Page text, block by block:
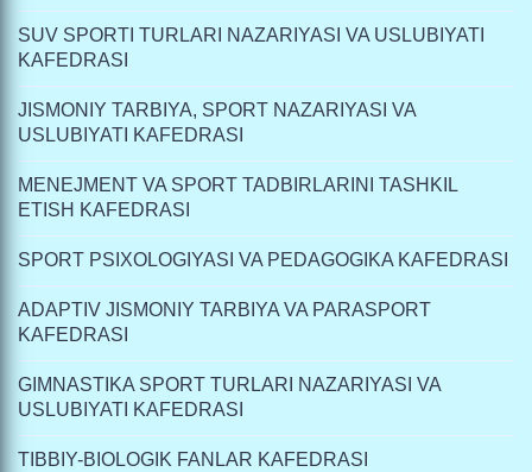
SUV SPORTI TURLARI NAZARIYASI VA USLUBIYATI
KAFEDRASI
JISMONIY TARBIYA, SPORT NAZARIYASI VA
USLUBIYATI KAFEDRASI
MENEJMENT VA SPORT TADBIRLARINI TASHKIL
ETISH KAFEDRASI
SPORT PSIXOLOGIYASI VA PEDAGOGIKA KAFEDRASI
ADAPTIV JISMONIY TARBIYA VA PARASPORT
KAFEDRASI
GIMNASTIKA SPORT TURLARI NAZARIYASI VA
USLUBIYATI KAFEDRASI
TIBBIY-BIOLOGIK FANLAR KAFEDRASI